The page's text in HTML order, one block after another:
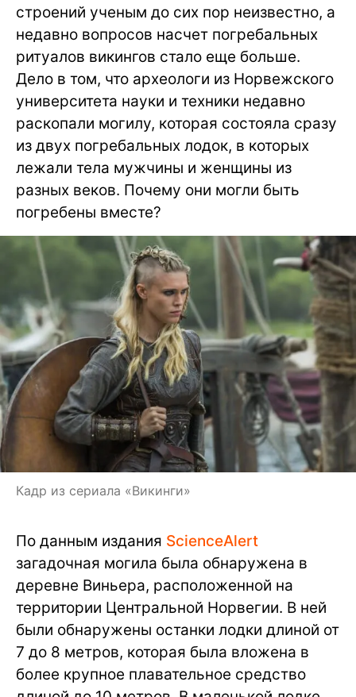
строений ученым до сих пор неизвестно, а
недавно вопросов насчет погребальных
ритуалов викингов стало еще больше.
Дело в том, что археологи из Норвежского
университета науки и техники недавно
раскопали могилу, которая состояла сразу
из двух погребальных лодок, в которых
лежали тела мужчины и женщины из
разных веков. Почему они могли быть
погребены вместе?
Кадр из сериала «Викинги»
По данным издания ScienceAlert
загадочная могила была обнаружена в
деревне Виньера, расположенной на
территории Центральной Норвегии. В ней
были обнаружены останки лодки длиной от
7 до 8 метров, которая была вложена в
более крупное плавательное средство